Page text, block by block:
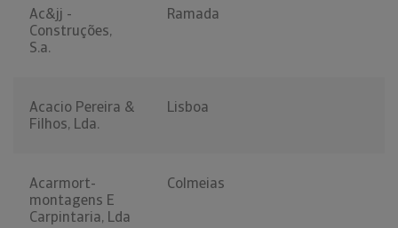
Ac&jj -
Construções,
S.a.
Ramada
Acacio Pereira &
Filhos, Lda.
Lisboa
Acarmort-
montagens E
Carpintaria, Lda
Colmeias